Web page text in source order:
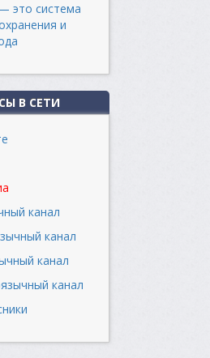
это система
и
В СЕТИ
канал
канал
канал
канал